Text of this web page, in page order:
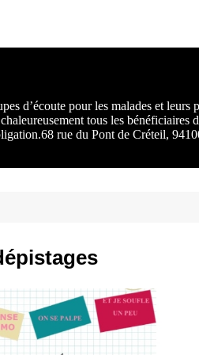
d’écoute pour les malades et leurs
tous les bénéficiaires
rue du Pont de Créteil,